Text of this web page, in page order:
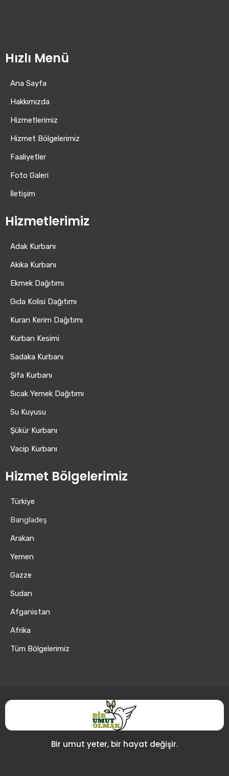
Hızlı Menü
Ana Sayfa
Hakkımızda
Hizmetlerimiz
Hizmet Bölgelerimiz
Faaliyetler
Foto Galeri
İletişim
Hizmetlerimiz
Adak Kurbanı
Akika Kurbanı
Ekmek Dağıtımı
Gıda Kolisi Dağıtımı
Kuran Kerim Dağıtımı
Kurban Kesimi
Sadaka Kurbanı
Şifa Kurbanı
Sıcak Yemek Dağıtımı
Su Kuyusu
Şükür Kurbanı
Vacip Kurbanı
Hizmet Bölgelerimiz
Türkiye
Bangladeş
Arakan
Yemen
Gazze
Sudan
Afganistan
Afrika
Tüm Bölgelerimiz
Bir umut yeter, bir hayat değişir.